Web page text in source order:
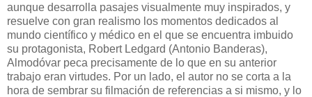
aunque desarrolla pasajes visualmente muy inspirados, y
resuelve con gran realismo los momentos dedicados al
mundo científico y médico en el que se encuentra imbuido
su protagonista, Robert Ledgard (Antonio Banderas),
Almodóvar peca precisamente de lo que en su anterior
trabajo eran virtudes. Por un lado, el autor no se corta a la
hora de sembrar su filmación de referencias a si mismo, y lo